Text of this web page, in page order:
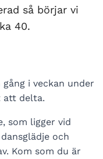
så börjar vi
40.
i veckan under
att delta.
som ligger vid
och
Kom som du är